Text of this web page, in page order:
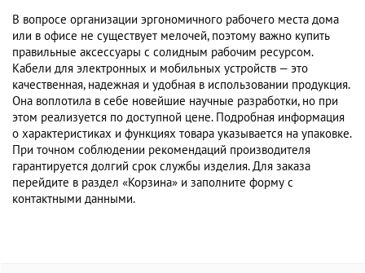
В вопросе организации эргономичного рабочего места дома
или в офисе не существует мелочей, поэтому важно купить
правильные аксессуары с солидным рабочим ресурсом.
Кабели для электронных и мобильных устройств — это
качественная, надежная и удобная в использовании продукция.
Она воплотила в себе новейшие научные разработки, но при
этом реализуется по доступной цене. Подробная информация
о характеристиках и функциях товара указывается на упаковке.
При точном соблюдении рекомендаций производителя
гарантируется долгий срок службы изделия. Для заказа
перейдите в раздел «Корзина» и заполните форму с
контактными данными.